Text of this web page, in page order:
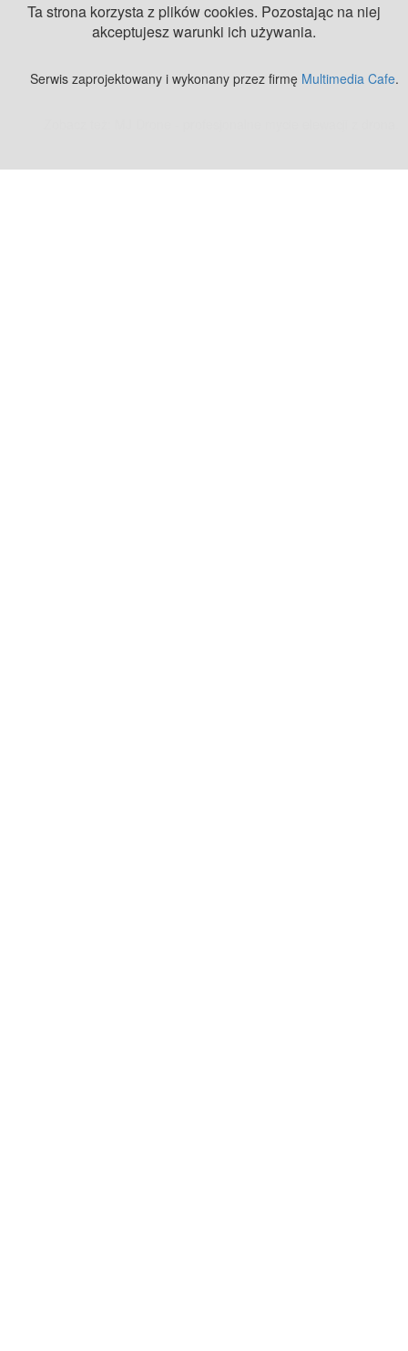
Ta strona korzysta z plików cookies. Pozostając na niej
akceptujesz warunki ich używania.
Serwis zaprojektowany i wykonany przez firmę Multimedia Cafe.